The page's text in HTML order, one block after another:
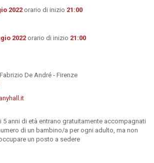
2022orario di inizio 21:00
2022orario di inizio 21:00
Fabrizio De André - Firenze
5 anni di età entrano gratuitamente accompagnati
di un bambino/a per ogni adulto, ma non
un posto a sedere